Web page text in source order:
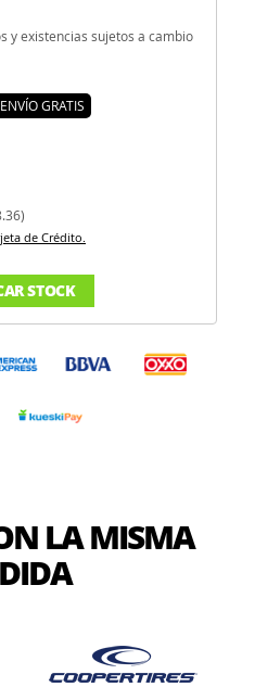
y existencias sujetos a cambio
ENVÍO GRATIS
de Crédito.
STOCK
LA MISMA